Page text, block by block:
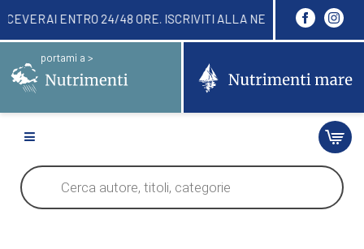
LI RICEVERAI ENTRO 24/48 ORE. ISCRIVITI
portami a >
Products
search